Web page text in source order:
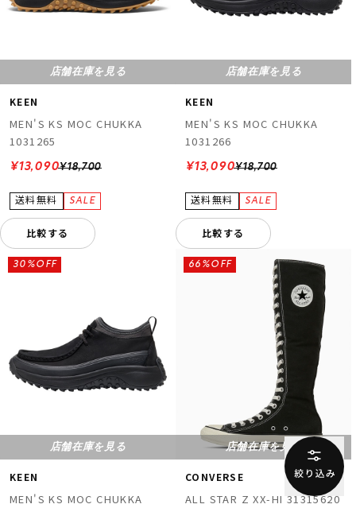
店舗在庫を見る
KEEN
MEN'S KS MOC CHUKKA
1031265
¥18,700
¥13,090
比較する
店舗在庫を見る
KEEN
MEN'S KS MOC CHUKKA
1031266
¥18,700
¥13,090
比較する
店舗在庫を見る
KEEN
MEN'S KS MOC CHUKKA
30%OFF
店舗在庫を見る
CONVERSE
ALL STAR Z XX-HI 31315620
66%OFF